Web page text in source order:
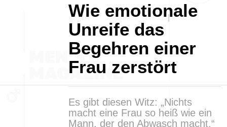
Wie emotionale
Unreife das
Begehren einer
Frau zerstört
Es gibt diesen Witz: „Nichts
macht eine Frau so heiß wie ein
Mann, der den Abwasch macht.“